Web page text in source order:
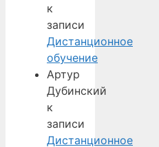
к
записи
Дистанционное
обучение
Артур
Дубинский
к
записи
Дистанционное